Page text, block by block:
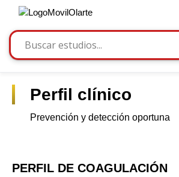
Perfil clínico
Prevención y detección oportuna
PERFIL DE COAGULACIÓN